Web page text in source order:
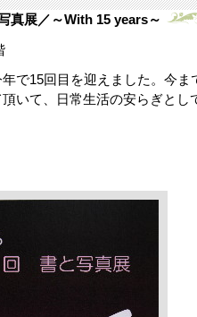
真展／～With 15 years～
で15回目を迎えました。今
頂いて、日常生活の安らぎと